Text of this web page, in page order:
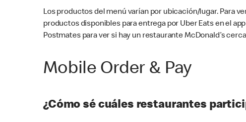
Los productos del menú varían por ubicación/lugar. Para
productos disponibles para entrega por Uber Eats en el
Postmates para ver si hay un restaurante McDonald’s
Mobile Order & Pay
¿Cómo sé cuáles restaurantes